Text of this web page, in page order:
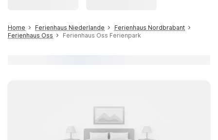
Home Ferienhaus Niederlande
Ferienhaus Nordbrabant
Ferienhaus Oss
Ferienhaus Oss Ferienpark